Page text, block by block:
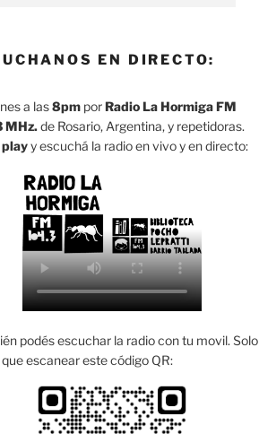
EN DIRECTO:
a las8pmporRadio La Hormiga FM
MHz.de Rosario, Argentina, y repetidoras.
playy escuchá la radio en vivo y en directo:
podés escuchar la radio con tu movil. Solo
escanear este código QR: